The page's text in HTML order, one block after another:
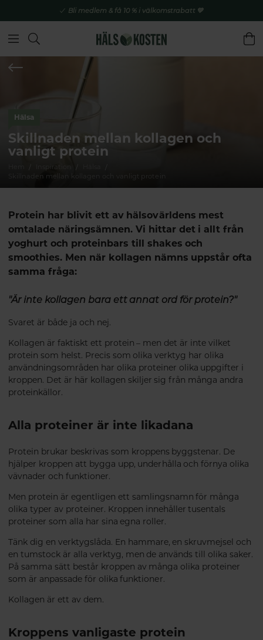
Bli medlem & få 10 % i välkomstrabatt 💚
Hälsa
Skillnaden mellan kollagen och
vanligt protein
Skillnaden mellan kollagen och vanligt protein
Protein har blivit ett av hälsovärldens mest
omtalade näringsämnen. Vi hittar det i allt från
yoghurt och proteinbars till shakes och
smoothies. Men när kollagen nämns uppstår ofta
samma fråga:
"Är inte kollagen bara ett annat ord för protein?"
Svaret är både ja och nej.
Kollagen är faktiskt ett protein – men det är inte vilket
protein som helst. Precis som olika verktyg har olika
användningsområden har olika proteiner olika uppgifter i
kroppen. Det är här kollagen skiljer sig från många andra
proteinkällor.
Alla proteiner är inte likadana
Protein brukar beskrivas som kroppens byggstenar. De
hjälper kroppen att bygga upp, underhålla och förnya olika
vävnader och funktioner.
Men protein är egentligen ett samlingsnamn för många
olika typer av proteiner. Kroppen innehåller tusentals
proteiner som alla har sina egna roller.
Tänk dig en verktygslåda. En hammare, en skruvmejsel och
en tumstock är alla verktyg, men de används till olika saker.
På samma sätt består kroppen av många olika proteiner
som är anpassade för olika funktioner.
Kollagen är ett av dem.
Kroppens vanligaste protein